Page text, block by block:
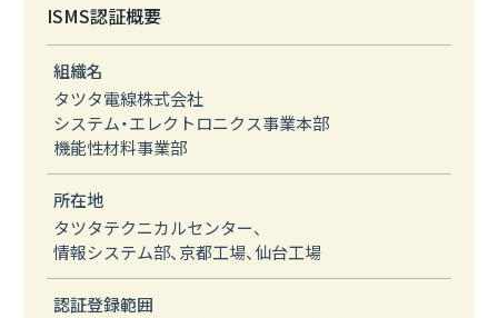
ISMS認証概要
組織名
タツタ電線株式会社
システム・エレクトロニクス事業本部
機能性材料事業部
所在地
タツタテクニカルセンター、
情報システム部、京都工場、仙台工場
認証登録範囲